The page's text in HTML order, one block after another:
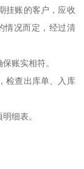
挂账的客户，应收
情况而定，经过清
账实相符。
检查出库单、入库
细表。